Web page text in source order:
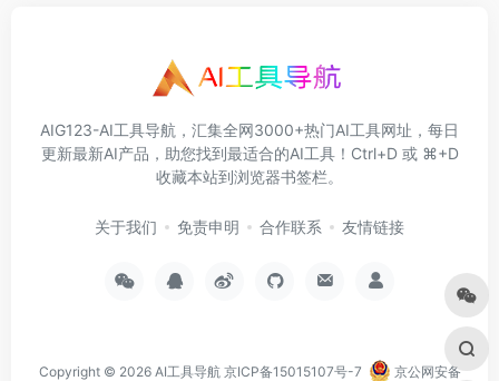
AIG123-AI工具导航，汇集全网3000+热门AI工具网址，每日
更新最新AI产品，助您找到最适合的AI工具！Ctrl+D 或 ⌘+D
收藏本站到浏览器书签栏。
关于我们 免责申明 合作联系 友情链接
Copyright © 2026 AI工具导航 京ICP备15015107号-7 京公网安备